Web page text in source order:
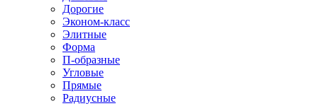
Дорогие
Эконом-класс
Элитные
Форма
П-образные
Угловые
Прямые
Радиусные